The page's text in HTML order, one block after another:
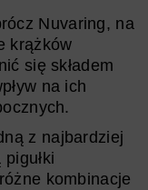
Nuvaring, na
krążków
się składem
na ich
z najbardziej
kombinacje